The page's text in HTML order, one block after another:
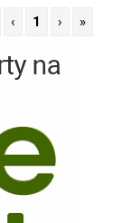
‹ 1 › »